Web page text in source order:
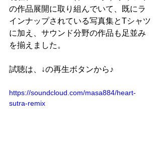
の作品展開に取り組んでいて、既にラ
インナップされている写真集とTシャツ
に加え、サウンド分野の作品も足並み
を揃えました。
試聴は、↓の再生ボタンから♪
https://soundcloud.com/masa884/heart-
sutra-remix